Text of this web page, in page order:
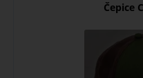
Čepice